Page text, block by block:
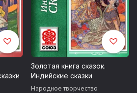
Золотая книга сказок.
Индийские сказки
Народное творчество